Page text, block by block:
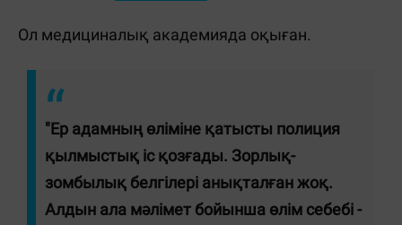
Ол медициналық академияда оқыған.
"Ер адамның өліміне қатысты полиция
қылмыстық іс қозғады. Зорлық-
зомбылық белгілері анықталған жоқ.
Алдын ала мәлімет бойынша өлім себебі -